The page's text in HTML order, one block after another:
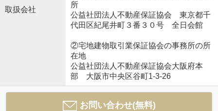
取扱会社
所
公益社団法人不動産保証協会 東京都千
代田区紀尾井町３番３０号 全日会館
②宅地建物取引業保証協会の事務所の所
在地
公益社団法人不動産保証協会大阪府本
部 大阪市中央区谷町1-3-26
お問い合わせ(無料)